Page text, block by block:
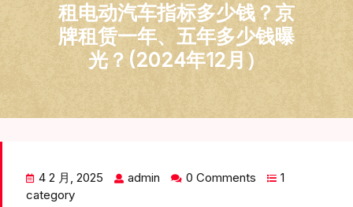
租电动汽车指标多少钱？京
牌租赁一年、五年多少钱曝
光？(2024年12月）
4 2 月, 2025 admin 0 Comments
1
category